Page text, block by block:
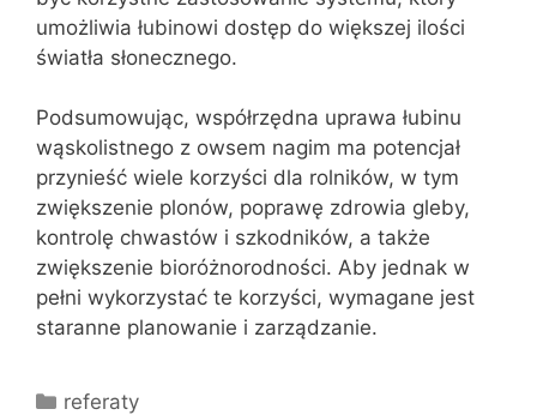
umożliwia łubinowi dostęp do większej ilości
światła słonecznego.
Podsumowując, współrzędna uprawa łubinu
wąskolistnego z owsem nagim ma potencjał
przynieść wiele korzyści dla rolników, w tym
zwiększenie plonów, poprawę zdrowia gleby,
kontrolę chwastów i szkodników, a także
zwiększenie bioróżnorodności. Aby jednak w
pełni wykorzystać te korzyści, wymagane jest
staranne planowanie i zarządzanie.
Kategorie
referaty